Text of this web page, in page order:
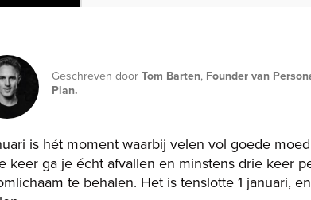
Geschreven door Tom Barten, Founder van
Plan.
is hét moment waarbij velen vol goede
keer ga je écht afvallen en minstens drie keer
te behalen. Het is tenslotte 1 januari,